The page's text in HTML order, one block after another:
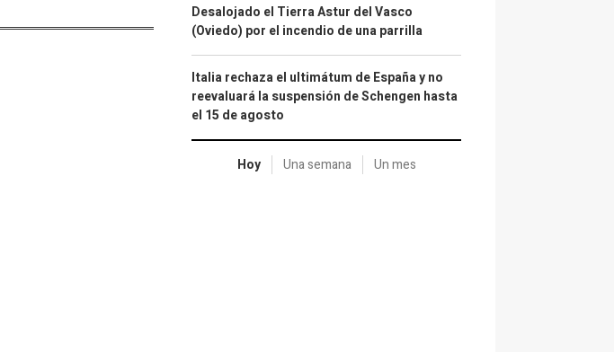
Desalojado el Tierra Astur del Vasco
(Oviedo) por el incendio de una parrilla
Italia rechaza el ultimátum de España y no
reevaluará la suspensión de Schengen hasta
el 15 de agosto
Hoy Una semana Un mes